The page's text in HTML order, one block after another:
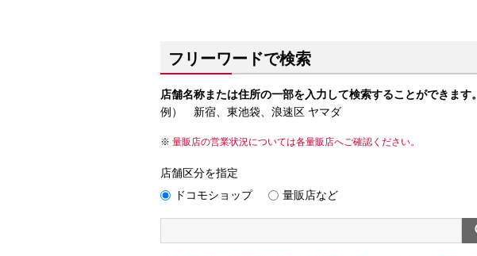
フリーワードで検索
店舗名称または住所の一部を入力して検索することができます。
例） 新宿、東池袋、浪速区 ヤマダ
量販店の営業状況については各量販店へご確認ください。
店舗区分を指定
ドコモショップ
量販店など